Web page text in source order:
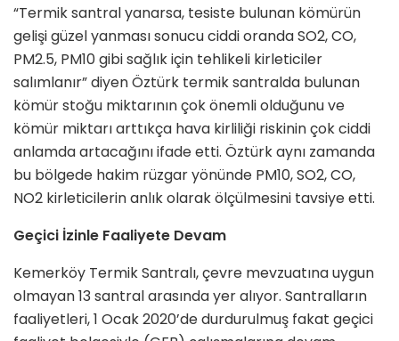
“Termik santral yanarsa, tesiste bulunan kömürün
gelişi güzel yanması sonucu ciddi oranda SO2, CO,
PM2.5, PM10 gibi sağlık için tehlikeli kirleticiler
salımlanır” diyen Öztürk termik santralda bulunan
kömür stoğu miktarının çok önemli olduğunu ve
kömür miktarı arttıkça hava kirliliği riskinin çok ciddi
anlamda artacağını ifade etti. Öztürk aynı zamanda
bu bölgede hakim rüzgar yönünde PM10, SO2, CO,
NO2 kirleticilerin anlık olarak ölçülmesini tavsiye etti.
Geçici İzinle Faaliyete Devam
Kemerköy Termik Santralı, çevre mevzuatına uygun
olmayan 13 santral arasında yer alıyor. Santralların
faaliyetleri, 1 Ocak 2020’de durdurulmuş fakat geçici